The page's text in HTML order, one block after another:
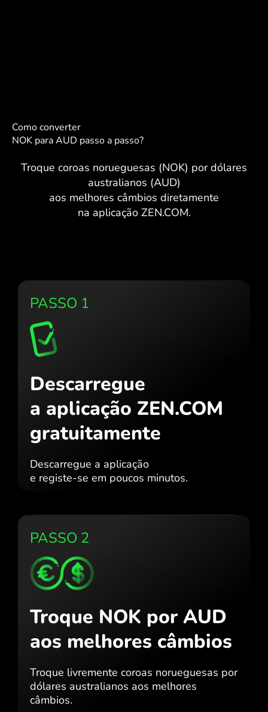
Como converter
NOK para AUD passo a passo?
Troque coroas norueguesas (NOK) por dólares
australianos (AUD)
aos melhores câmbios diretamente
na aplicação ZEN.COM.
PASSO 1
Descarregue
a aplicação ZEN.COM
gratuitamente
Descarregue a aplicação
e registe-se em poucos minutos.
PASSO 2
Troque NOK por AUD
aos melhores câmbios
Troque livremente coroas norueguesas por
dólares australianos aos melhores
câmbios.